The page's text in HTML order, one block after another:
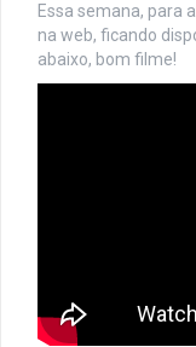
Essa semana, para
na web, ficando
abaixo, bom filme!